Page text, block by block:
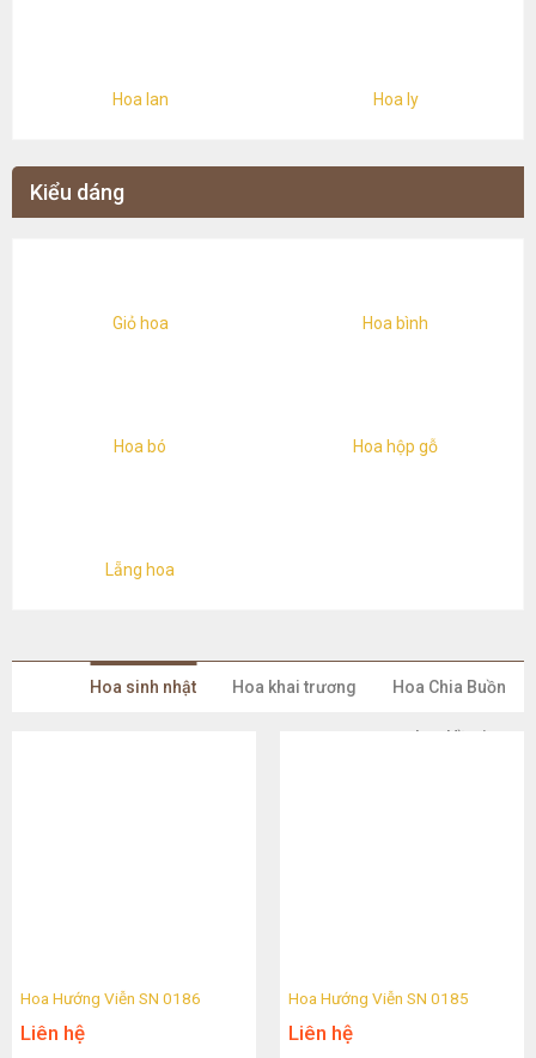
Hoa lan Hoa ly
Kiểu dáng
Giỏ hoa Hoa bình
Hoa bó Hoa hộp gỗ
Lẵng hoa
Hoa sinh nhật Hoa khai trương Hoa Chia Buồn
Lan Hồ Điệp
Hoa Hướng Viễn SN 0186
Liên hệ
Hoa Hướng Viễn SN 0185
Liên hệ